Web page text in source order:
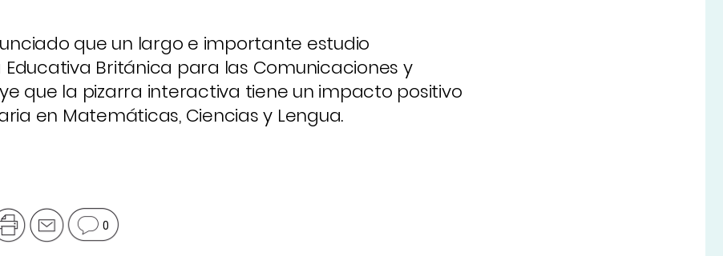
que un largo e importante estudio
Británica para las Comunicaciones y
que la pizarra interactiva tiene un impacto positivo
en Matemáticas, Ciencias y Lengua.
0